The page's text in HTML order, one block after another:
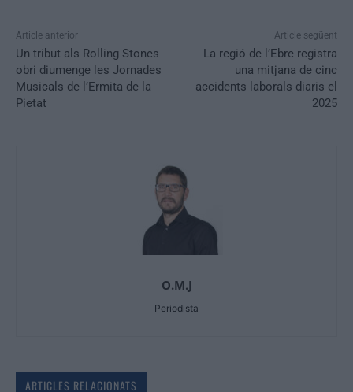
Article anterior
Un tribut als Rolling Stones
obri diumenge les Jornades
Musicals de l’Ermita de la
Pietat
Article següent
La regió de l’Ebre registra
una mitjana de cinc
accidents laborals diaris el
2025
O.M.J
Periodista
ARTICLES RELACIONATS